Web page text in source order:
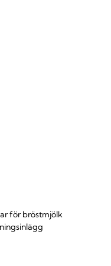
för bröstmjölk